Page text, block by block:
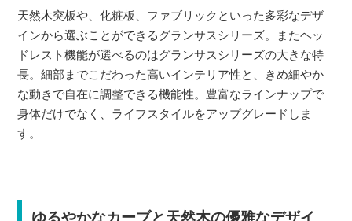
天然木突板や、化粧板、ファブリックといった多彩なデザ
インから選ぶことができるグランサスシリーズ。またヘッ
ドレスト機能が選べるのはグランサスシリーズの大きな特
長。細部までこだわった高いインテリア性と、きめ細やか
な動きで自在に調整できる機能性。豊富なラインナップで
身体だけでなく、ライフスタイルをアップグレードしま
す。
ゆるやかなカーブと天然木の優雅なデザイ